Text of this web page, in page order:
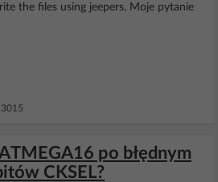
the files using jeepers. Moje pytanie
po błędnym
CKSEL?